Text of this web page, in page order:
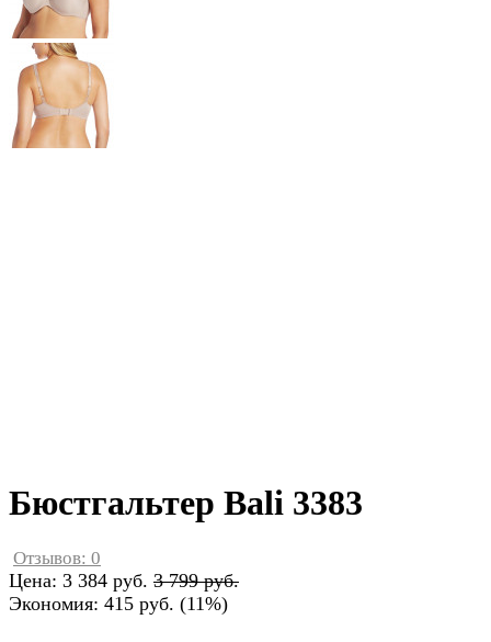
Бюстгальтер Bali 3383
Отзывов: 0
Цена: 3 384 руб. 3 799 руб.
Экономия: 415 руб. (11%)